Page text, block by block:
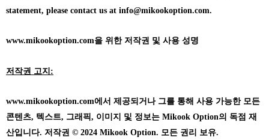
statement, please contact us at info@mikookoption.com.
www.mikookoption.com을 위한 저작권 및 사용 성명
저작권 고지:
www.mikookoption.com에서 제공되거나 그를 통해 사용 가능한 모든
콘텐츠, 텍스트, 그래픽, 이미지 및 정보는 Mikook Option의 독점 재
산입니다. 저작권 © 2024 Mikook Option. 모든 권리 보유.